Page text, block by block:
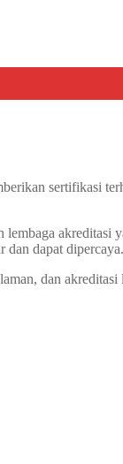
sertifikasi
akreditasi
dan dapat dipercaya.
dan